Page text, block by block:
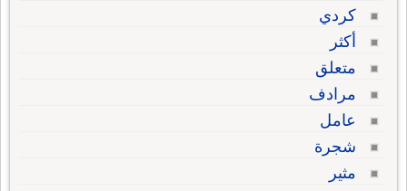
كردي
أكثر
متعلق
مرادف
عامل
شجرة
مثير